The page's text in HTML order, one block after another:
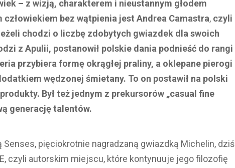
– z wizją, charakterem i nieustannym głodem
bez wątpienia jest Andrea Camastra, czyli
chodzi o liczbę zdobytych gwiazdek dla swoich
z Apulii, postanowił polskie dania podnieść do rangi
przybiera formę okrągłej praliny, a oklepane pierogi
wędzonej śmietany. To on postawił na polski
Był też jednym z prekursorów „casual fine
generację talentów.
pięciokrotnie nagradzaną gwiazdką Michelin, dziś
czyli autorskim miejscu, które kontynuuje jego filozofię